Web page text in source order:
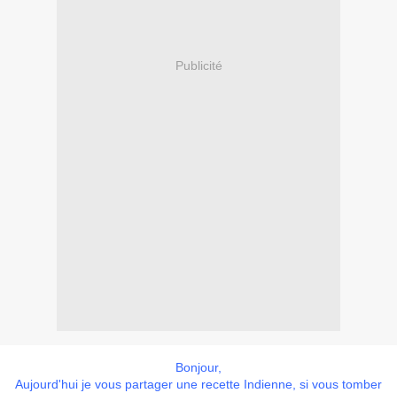
Publicité
Bonjour,
Aujourd'hui je vous partager une recette Indienne, si vous tomber